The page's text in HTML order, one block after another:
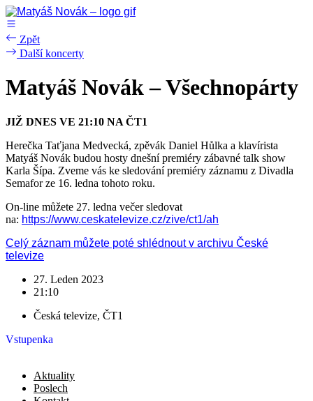
Přejít
k
obsahu
Zpět
Další koncerty
Matyáš Novák – Všechnopárty
JIŽ DNES VE 21:10 NA ČT1
Herečka Taťjana Medvecká, zpěvák Daniel Hůlka a klavírista
Matyáš Novák budou hosty dnešní premiéry zábavné talk show
Karla Šípa. Zveme vás ke sledování premiéry záznamu z Divadla
Semafor ze 16. ledna tohoto roku.
On-line můžete 27. ledna večer sledovat
na: https://www.ceskatelevize.cz/zive/ct1/ah
Celý záznam můžete poté shlédnout v archivu České
televize
27. Leden 2023
21:10
Česká televize, ČT1
Vstupenka
Aktuality
Poslech